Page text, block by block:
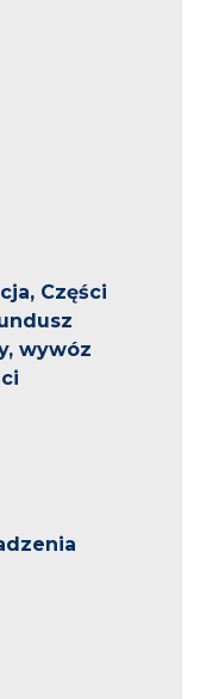
Części
wywóz